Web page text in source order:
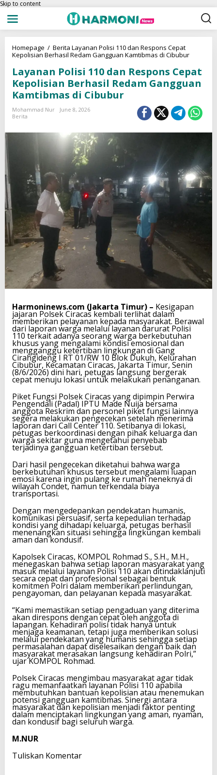
Skip to content
Homepage / Berita Layanan Polisi 110 dan Respons Cepat
Kepolisian Berhasil Redam Gangguan Kamtibmas di Cibubur
Layanan Polisi 110 dan Respons Cepat
Kepolisian Berhasil Redam Gangguan
Kamtibmas di Cibubur
Mohammad Nur
June 8, 2026
Berita
Harmoninews.com (Jakarta Timur) – Kesigapan
jajaran Polsek Ciracas kembali terlihat dalam
memberikan pelayanan kepada masyarakat. Berawal
dari laporan warga melalui layanan darurat Polisi
110 terkait adanya seorang warga berkebutuhan
khusus yang mengalami kondisi emosional dan
mengganggu ketertiban lingkungan di Gang
Cirahgideng I RT 01/RW 10 Blok Dukuh, Kelurahan
Cibubur, Kecamatan Ciracas, Jakarta Timur, Senin
(8/6/2026) dini hari, petugas langsung bergerak
cepat menuju lokasi untuk melakukan penanganan.
Piket Fungsi Polsek Ciracas yang dipimpin Perwira
Pengendali (Padal) IPTU Made Nuija bersama
anggota Reskrim dan personel piket fungsi lainnya
segera melakukan pengecekan setelah menerima
laporan dari Call Center 110. Setibanya di lokasi,
petugas berkoordinasi dengan pihak keluarga dan
warga sekitar guna mengetahui penyebab
terjadinya gangguan ketertiban tersebut.
Dari hasil pengecekan diketahui bahwa warga
berkebutuhan khusus tersebut mengalami luapan
emosi karena ingin pulang ke rumah neneknya di
wilayah Condet, namun terkendala biaya
transportasi.
Dengan mengedepankan pendekatan humanis,
komunikasi persuasif, serta kepedulian terhadap
kondisi yang dihadapi keluarga, petugas berhasil
menenangkan situasi sehingga lingkungan kembali
aman dan kondusif.
Kapolsek Ciracas, KOMPOL Rohmad S., S.H., M.H.,
menegaskan bahwa setiap laporan masyarakat yang
masuk melalui layanan Polisi 110 akan ditindaklanjuti
secara cepat dan profesional sebagai bentuk
komitmen Polri dalam memberikan perlindungan,
pengayoman, dan pelayanan kepada masyarakat.
“Kami memastikan setiap pengaduan yang diterima
akan direspons dengan cepat oleh anggota di
lapangan. Kehadiran polisi tidak hanya untuk
menjaga keamanan, tetapi juga memberikan solusi
melalui pendekatan yang humanis sehingga setiap
permasalahan dapat diselesaikan dengan baik dan
masyarakat merasakan langsung kehadiran Polri,”
ujar KOMPOL Rohmad.
Polsek Ciracas mengimbau masyarakat agar tidak
ragu memanfaatkan layanan Polisi 110 apabila
membutuhkan bantuan kepolisian atau menemukan
potensi gangguan kamtibmas. Sinergi antara
masyarakat dan kepolisian menjadi faktor penting
dalam menciptakan lingkungan yang aman, nyaman,
dan kondusif bagi seluruh warga.
M.NUR
Tuliskan Komentar